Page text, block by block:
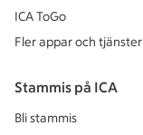
ICA ToGo
Fler appar och tjänster
Stammis på ICA
Bli stammis